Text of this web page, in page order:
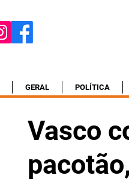
GERAL POLÍTICA
Vasco